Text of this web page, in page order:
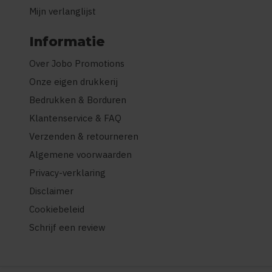
Mijn verlanglijst
Informatie
Over Jobo Promotions
Onze eigen drukkerij
Bedrukken & Borduren
Klantenservice & FAQ
Verzenden & retourneren
Algemene voorwaarden
Privacy-verklaring
Disclaimer
Cookiebeleid
Schrijf een review